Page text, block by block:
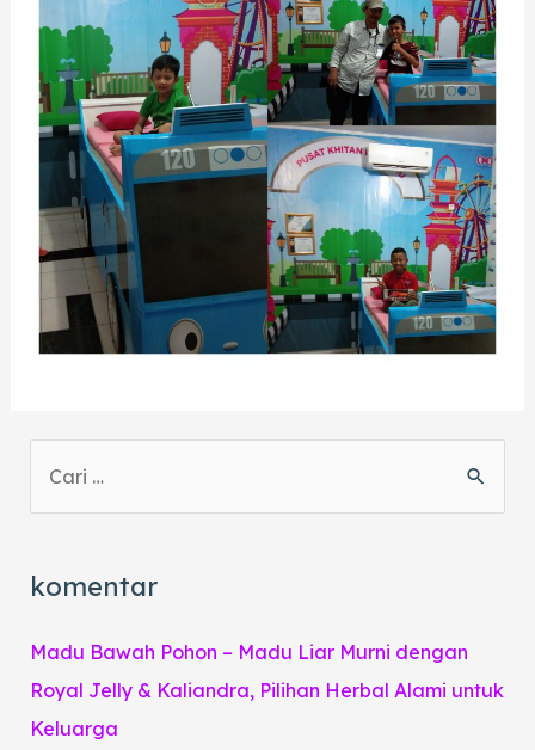
r
h
f
o
komentar
Madu Bawah Pohon – Madu Liar Murni dengan
Royal Jelly & Kaliandra, Pilihan Herbal Alami untuk
Keluarga